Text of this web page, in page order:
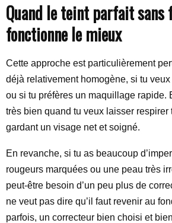
Quand le teint parfait sans
fonctionne le mieux
Cette approche est particulièrement
déjà relativement homogène, si tu veux
ou si tu préfères un maquillage rapide.
très bien quand tu veux laisser respirer
gardant un visage net et soigné.
En revanche, si tu as beaucoup
rougeurs marquées ou une peau très
peut-être besoin d’un peu plus de
ne veut pas dire qu’il faut revenir au
parfois, un correcteur bien choisi et